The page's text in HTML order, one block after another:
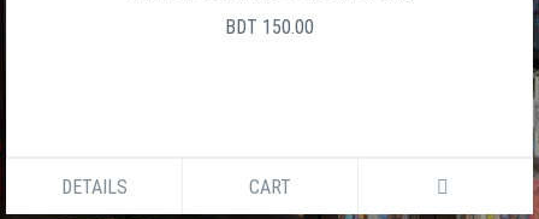
BDT 150.00
DETAILS CART